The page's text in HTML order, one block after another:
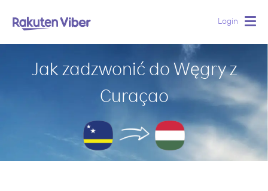
Login
Jak zadzwonić do Węgry z
Curaçao